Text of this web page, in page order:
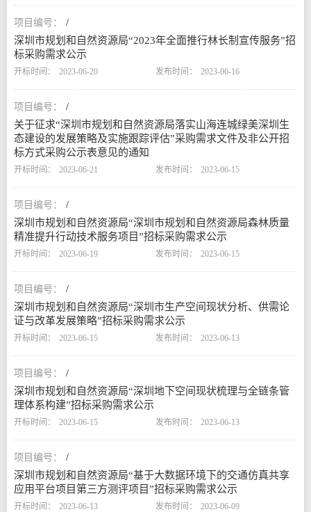
/
深圳市规划和自然资源局“2023年全面推行林长制宣传服务”招
标采购需求公示
2023-06-20 2023-06-16
/
关于征求“深圳市规划和自然资源局落实山海连城绿美深圳生
态建设的发展策略及实施跟踪评估”采购需求文件及非公开招
标方式采购公示表意见的通知
2023-06-21 2023-06-15
/
深圳市规划和自然资源局“深圳市规划和自然资源局森林质量
精准提升行动技术服务项目”招标采购需求公示
2023-06-19 2023-06-15
/
深圳市规划和自然资源局“深圳市生产空间现状分析、供需论
证与改革发展策略”招标采购需求公示
2023-06-15 2023-06-13
/
深圳市规划和自然资源局“深圳地下空间现状梳理与全链条管
理体系构建”招标采购需求公示
2023-06-15 2023-06-13
/
深圳市规划和自然资源局“基于大数据环境下的交通仿真共享
应用平台项目第三方测评项目”招标采购需求公示
2023-06-13 2023-06-09